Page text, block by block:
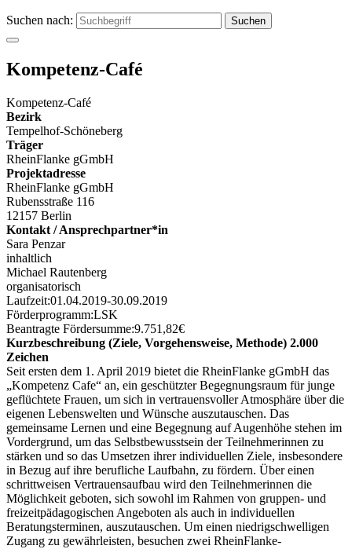
Suchen nach:
Kompetenz-Café
Kompetenz-Café
Bezirk
Tempelhof-Schöneberg
Träger
RheinFlanke gGmbH
Projektadresse
RheinFlanke gGmbH
Rubensstraße 116
12157 Berlin
Kontakt / Ansprechpartner*in
Sara Penzar
inhaltlich
Michael Rautenberg
organisatorisch
Laufzeit:01.04.2019-30.09.2019
Förderprogramm:LSK
Beantragte Fördersumme:9.751,82€
Kurzbeschreibung (Ziele, Vorgehensweise, Methode) 2.000
Zeichen
Seit ersten dem 1. April 2019 bietet die RheinFlanke gGmbH das
„Kompetenz Cafe“ an, ein geschützter Begegnungsraum für junge
geflüchtete Frauen, um sich in vertrauensvoller Atmosphäre über die
eigenen Lebenswelten und Wünsche auszutauschen. Das
gemeinsame Lernen und eine Begegnung auf Augenhöhe stehen im
Vordergrund, um das Selbstbewusstsein der Teilnehmerinnen zu
stärken und so das Umsetzen ihrer individuellen Ziele, insbesondere
in Bezug auf ihre berufliche Laufbahn, zu fördern. Über einen
schrittweisen Vertrauensaufbau wird den Teilnehmerinnen die
Möglichkeit geboten, sich sowohl im Rahmen von gruppen- und
freizeitpädagogischen Angeboten als auch in individuellen
Beratungsterminen, auszutauschen. Um einen niedrigschwelligen
Zugang zu gewährleisten, besuchen zwei RheinFlanke-